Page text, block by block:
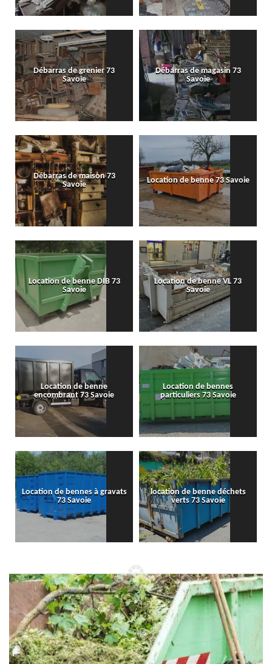
Débarras de grenier 73
Savoie
Débarras de magasin 73
Savoie
Débarras de maison 73
Savoie
Location de benne 73 Savoie
Location de benne DIB 73
Savoie
Location de benne VL 73
Savoie
Location de benne
encombrant 73 Savoie
Location de bennes
particuliers 73 Savoie
Location de bennes à gravats
73 Savoie
location de benne déchets
verts 73 Savoie